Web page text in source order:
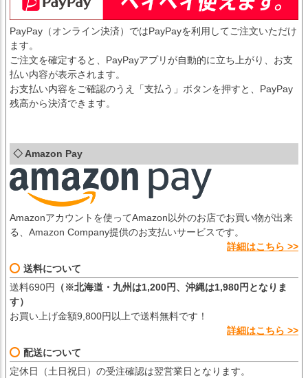
PayPay（オンライン決済）ではPayPayを利用してご注文いただけ
ます。
ご注文を確定すると、PayPayアプリが自動的に立ち上がり、お支
払い内容が表示されます。
お支払い内容をご確認のうえ「支払う」ボタンを押すと、PayPay
残高から決済できます。
◇ Amazon Pay
Amazonアカウントを使ってAmazon以外のお店でお買い物が出来
る、Amazon Company提供のお支払いサービスです。
詳細はこちら >>
送料について
送料690円
（※北海道・九州は1,200円、沖縄は1,980円となりま
す）
お買い上げ金額9,800円以上で送料無料です！
詳細はこちら >>
配送について
定休日（土日祝日）の受注確認は翌営業日となります。